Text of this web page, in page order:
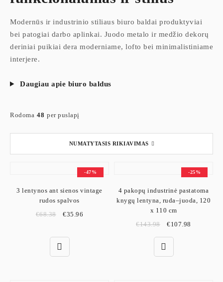
Modernūs ir industrinio stiliaus biuro baldai produktyviai
bei patogiai darbo aplinkai. Juodo metalo ir medžio dekorų
deriniai puikiai dera moderniame, lofto bei minimalistiniame
interjere.
Daugiau apie biuro baldus
NUMATYTASIS RIKIAVIMAS
Rodoma 48 per puslapį
-47%
3 lentynos ant sienos vintage
rudos spalvos
€68.38 €35.96
-25%
4 pakopų industrinė pastatoma
knygų lentyna, ruda–juoda, 120
x 110 cm
€143.98 €107.98